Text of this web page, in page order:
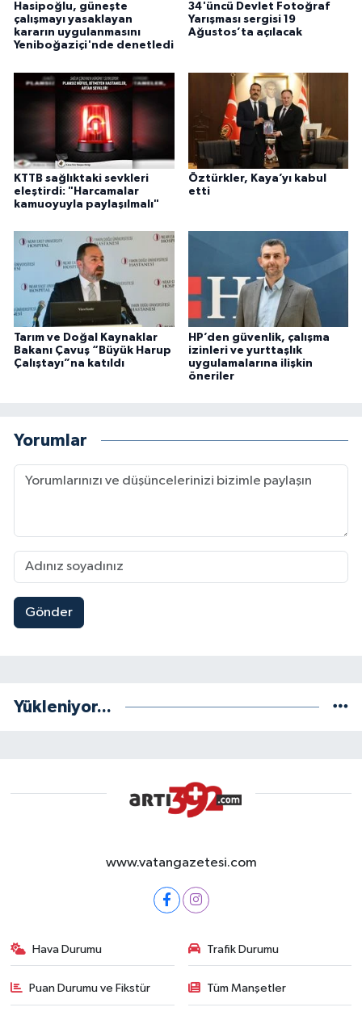
Hasipoğlu, güneşte
çalışmayı yasaklayan
kararın uygulanmasını
Yeniboğaziçi'nde denetledi
34'üncü Devlet Fotoğraf
Yarışması sergisi 19
Ağustos’ta açılacak
KTTB sağlıktaki sevkleri
eleştirdi: "Harcamalar
kamuoyuyla paylaşılmalı"
Öztürkler, Kaya’yı kabul
etti
Tarım ve Doğal Kaynaklar
Bakanı Çavuş “Büyük Harup
Çalıştayı”na katıldı
HP’den güvenlik, çalışma
izinleri ve yurttaşlık
uygulamalarına ilişkin
öneriler
Yorumlar
Gönder
Yükleniyor...
www.vatangazetesi.com
Hava Durumu Trafik Durumu
Puan Durumu ve Fikstür Tüm Manşetler